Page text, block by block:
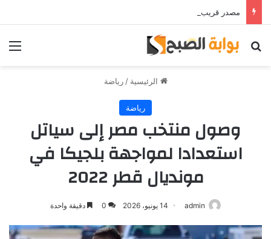
بحث عن
الرئيسية / رياضة
رياضة
وصول منتخب مصر إلى سياتل
استعدادا لمواجهة بلجيكا في
مونديال قطر 2022
admin 14 يونيو، 2026 0 دقيقة واحدة